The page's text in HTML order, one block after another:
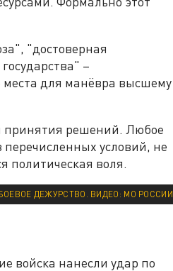
"достоверная
–
места для манёвра высшему
принятия решений. Любое
условий, не
политическая воля.
ДЕЖУРСТВО. ВИДЕО: МО РОССИИ
войска нанесли удар по